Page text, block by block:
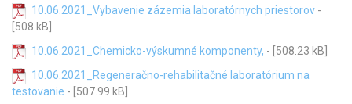
10.06.2021_Vybavenie zázemia laboratórnych priestorov -
[508 kB]
10.06.2021_Chemicko-výskumné komponenty, - [508.23 kB]
10.06.2021_Regeneračno-rehabilitačné laboratórium na
testovanie - [507.99 kB]